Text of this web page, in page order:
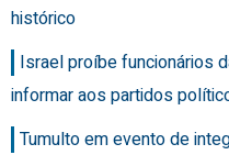
histórico
Israel proíbe funcionários
informar aos partidos
Tumulto em evento de